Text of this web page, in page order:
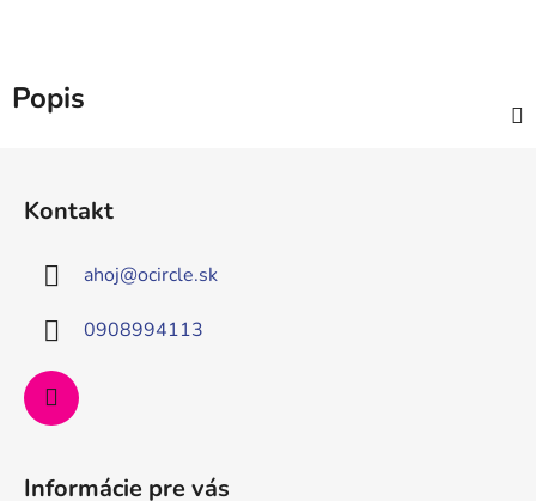
Popis
Kontakt
ahoj@ocircle.sk
0908994113
Informácie pre vás